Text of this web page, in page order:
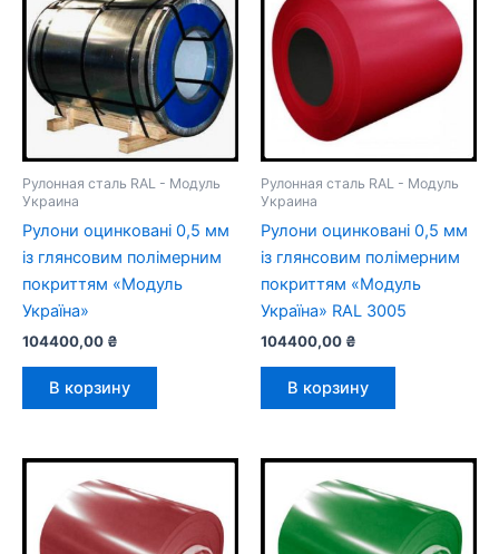
Рулонная сталь RAL - Модуль
Украина
Рулони оцинковані 0,5 мм
із глянсовим полімерним
покриттям «Модуль
Україна»
104400,00 ₴
В корзину
Рулонная сталь RAL - Модуль
Украина
Рулони оцинковані 0,5 мм
із глянсовим полімерним
покриттям «Модуль
Україна» RAL 3005
104400,00 ₴
В корзину